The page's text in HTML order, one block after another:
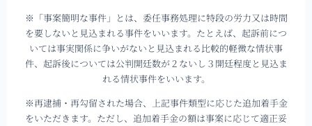
※「事案簡明な事件」とは、委任事務処理に特段の労力又は時間
を要しないと見込まれる事件をいいます。たとえば、起訴前につ
いては事実関係に争いがないと見込まれる比較的軽微な情状事
件、起訴後については公判開廷数が２ないし３開廷程度と見込ま
れる情状事件をいいます。
※再逮捕・再勾留された場合、上記事件類型に応じた追加着手金
をいただきます。ただし、追加着手金の額は事案に応じて適正妥